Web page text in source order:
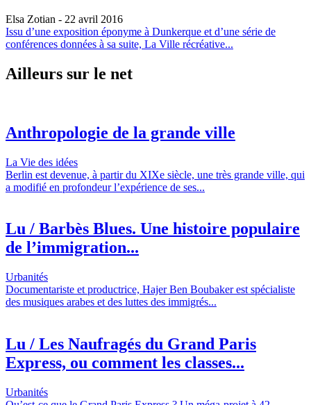
Elsa Zotian - 22 avril 2016
Issu d’une exposition éponyme à Dunkerque et d’une série de
conférences données à sa suite, La Ville récréative...
Ailleurs sur le net
Anthropologie de la grande ville
La Vie des idées
Berlin est devenue, à partir du XIXe siècle, une très grande ville, qui
a modifié en profondeur l’expérience de ses...
Lu / Barbès Blues. Une histoire populaire
de l’immigration...
Urbanités
Documentariste et productrice, Hajer Ben Boubaker est spécialiste
des musiques arabes et des luttes des immigrés...
Lu / Les Naufragés du Grand Paris
Express, ou comment les classes...
Urbanités